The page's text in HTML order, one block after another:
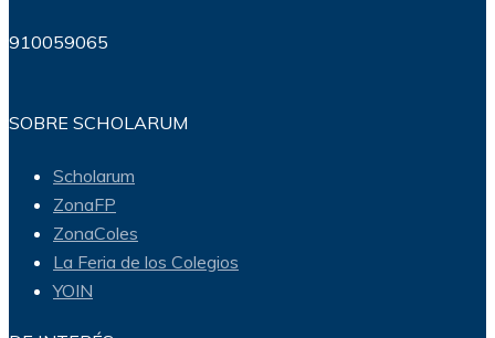
910059065
SOBRE SCHOLARUM
Scholarum
ZonaFP
ZonaColes
La Feria de los Colegios
YOIN